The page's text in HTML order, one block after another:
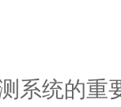
系统的重